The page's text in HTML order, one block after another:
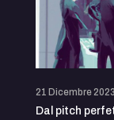
21 Dicembre 2023
Dal pitch